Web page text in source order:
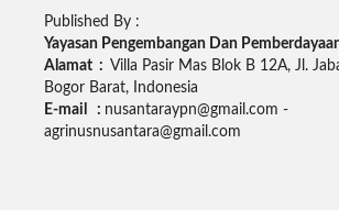
Published By :
Yayasan Pengembangan Dan
Alamat : Villa Pasir Mas Blok B 12A, Jl.
Bogor Barat, Indonesia
E-mail : nusantaraypn@gmail.com -
agrinusnusantara@gmail.com